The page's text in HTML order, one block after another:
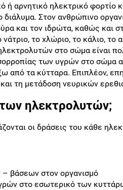
ή αρνητικό ηλεκτρικό φορτίο
Στον ανθρώπινο
και τον ιδρώτα, καθώς και
το χλώριο, το κάλιο, το
στο σώμα είναι
των υγρών στο σώμα
από τα κύτταρα. Επιπλέον,
τη μετάδοση νευρικών
των ηλεκτρολυτών;
οι δράσεις του κάθε
– βάσεων στον οργανισμό
στο εσωτερικό των